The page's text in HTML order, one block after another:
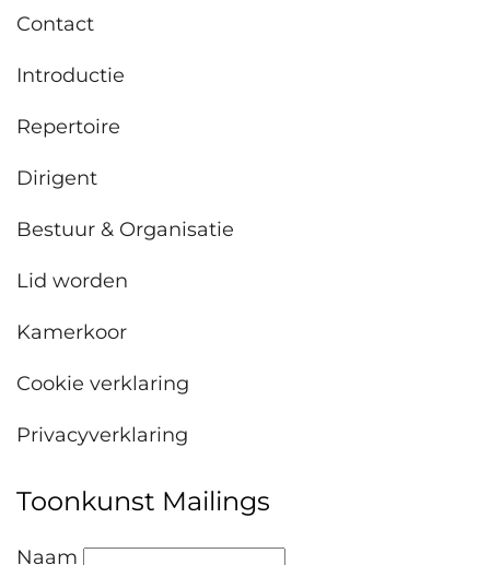
Contact
Introductie
Repertoire
Dirigent
Bestuur & Organisatie
Lid worden
Kamerkoor
Cookie verklaring
Privacyverklaring
Toonkunst Mailings
Naam